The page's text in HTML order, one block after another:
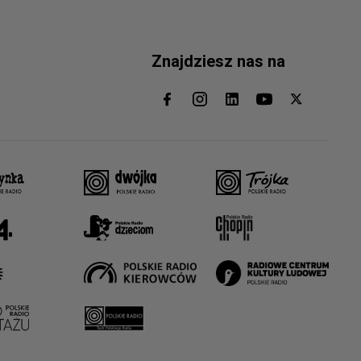
Znajdziesz nas na